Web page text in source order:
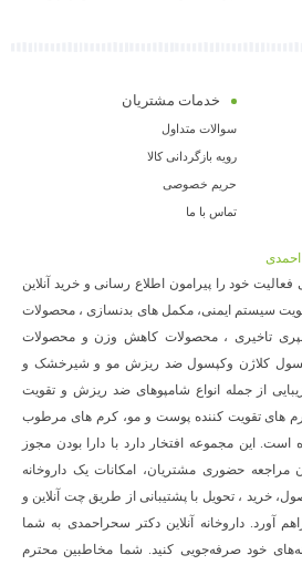
خدمات مشتریان
سوالات متداول
رویه بازگردانی کالا
حریم خصوصی
تماس با ما
احمدی
فعالیت خود را پیرامون اطلاع رسانی و خرید آنلاین
سیستم ایمنی، مکمل های بدنسازی ، محصولات
تاخیری ، محصولات کاهش وزن و محصولات
کلاژن وکپسول ضد ریزش مو و شیرخشک و
از جمله انواع شامپوهای ضد ریزش و تقویت
های تقویت کننده پوست و مو، کرم های مرطوب
است. این مجموعه افتخار دارد با دارا بودن مجوز
حضوری مشتریان، امکانات یک داروخانه
خرید ، تحویل با پشتیبانی از طریق چت آنلاین و
تماس ۰۳۱۴۵۲۱۶۹۰۰ فراهم آورد. داروخانه آنلاین دکتر سحراحمدی به شما
خود صرفه‌جویی کنید. شما مخاطبین محترم